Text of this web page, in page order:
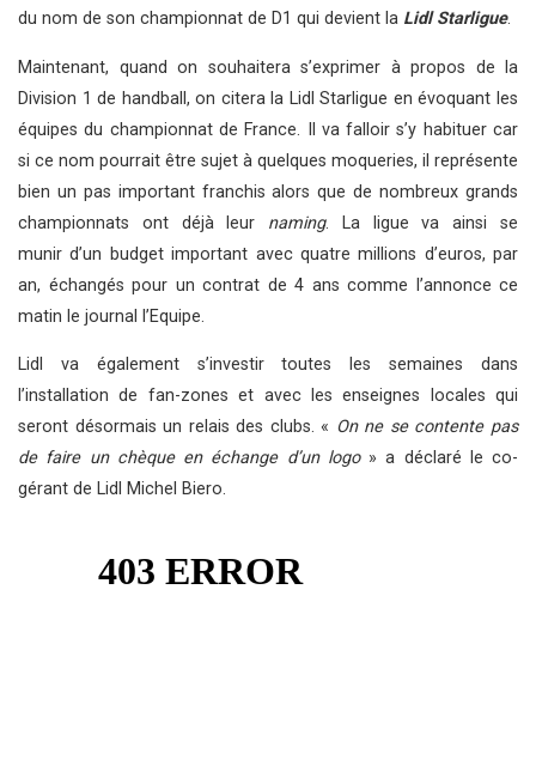
du nom de son championnat de D1 qui devient la Lidl Starligue.
Maintenant, quand on souhaitera s’exprimer à propos de la
Division 1 de handball, on citera la Lidl Starligue en évoquant les
équipes du championnat de France. Il va falloir s’y habituer car
si ce nom pourrait être sujet à quelques moqueries, il représente
bien un pas important franchis alors que de nombreux grands
championnats ont déjà leur naming. La ligue va ainsi se
munir d’un budget important avec quatre millions d’euros, par
an, échangés pour un contrat de 4 ans comme l’annonce ce
matin le journal l’Equipe.
Lidl va également s’investir toutes les semaines dans
l’installation de fan-zones et avec les enseignes locales qui
seront désormais un relais des clubs. « On ne se contente pas
de faire un chèque en échange d’un logo» a déclaré le co-
gérant de Lidl Michel Biero.